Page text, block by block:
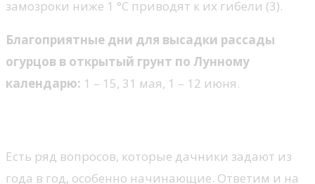
замозроки ниже 1 °С приводят к их гибели (3).
Благоприятные дни для высадки рассады
огурцов в открытый грунт по Лунному
календарю: 1 – 15, 31 мая, 1 – 12 июня.
Есть ряд вопросов, которые дачники задают из
года в год, особенно начинающие. Ответим и на